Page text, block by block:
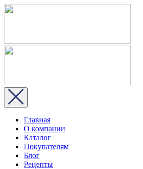
Главная
О компании
Каталог
Покупателям
Блог
Рецепты